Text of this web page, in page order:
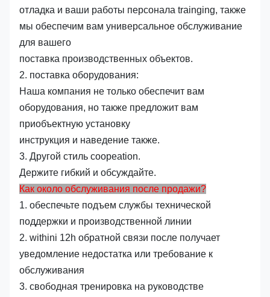
отладка и ваши работы персонала trainging, также
мы обеспечим вам универсальное обслуживание
для вашего
поставка производственных объектов.
2. поставка оборудования:
Наша компания не только обеспечит вам
оборудования, но также предложит вам
приобъектную установку
инструкция и наведение также.
3. Другой стиль coopeation.
Держите гибкий и обсуждайте.
Как около обслуживания после продажи?
1. обеспечьте подъем службы технической
поддержки и производственной линии
2. withini 12h обратной связи после получает
уведомление недостатка или требование к
обслуживания
3. свободная тренировка на руководстве